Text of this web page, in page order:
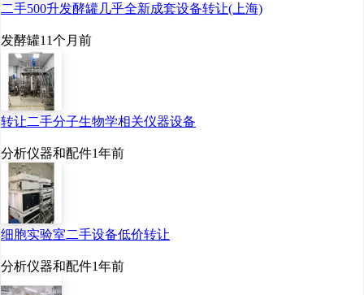
二手500升发酵罐几乎全新成套设备转让(上海)
发酵罐11个月前
转让二手分子生物学相关仪器设备
分析仪器和配件1年前
细胞实验室二手设备低价转让
分析仪器和配件1年前